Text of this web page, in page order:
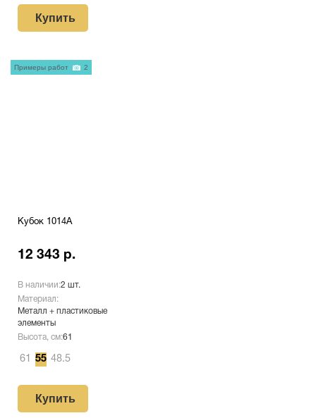
Купить
Кубок 1014A
12 343 р.
В наличии:2 шт.
Материал:
Металл + пластиковые
элементы
Высота, см:61
61 55 48.5
Купить
Примеры работ 2